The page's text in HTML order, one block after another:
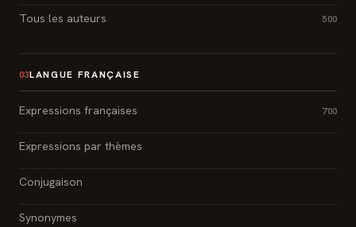
Tous les auteurs 500
03LANGUE FRANÇAISE
Expressions françaises 700
Expressions par thèmes
Conjugaison
Synonymes